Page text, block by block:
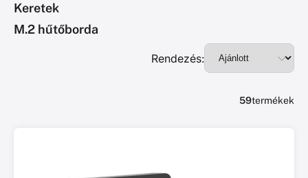
Keretek
M.2 hűtőborda
Rendezés:
59termékek